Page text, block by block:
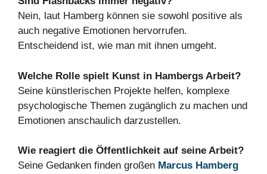
Nein, laut Hamberg können sie sowohl positive als
auch negative Emotionen hervorrufen.
Entscheidend ist, wie man mit ihnen umgeht.
Welche Rolle spielt Kunst in Hambergs Arbeit?
Seine künstlerischen Projekte helfen, komplexe
psychologische Themen zugänglich zu machen und
Emotionen anschaulich darzustellen.
Wie reagiert die Öffentlichkeit auf seine Arbeit?
Seine Gedanken finden großen Marcus Hamberg